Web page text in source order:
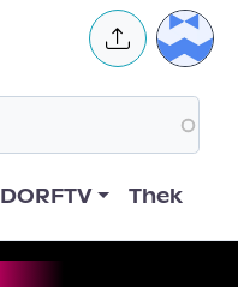
User
DORFTV Thek